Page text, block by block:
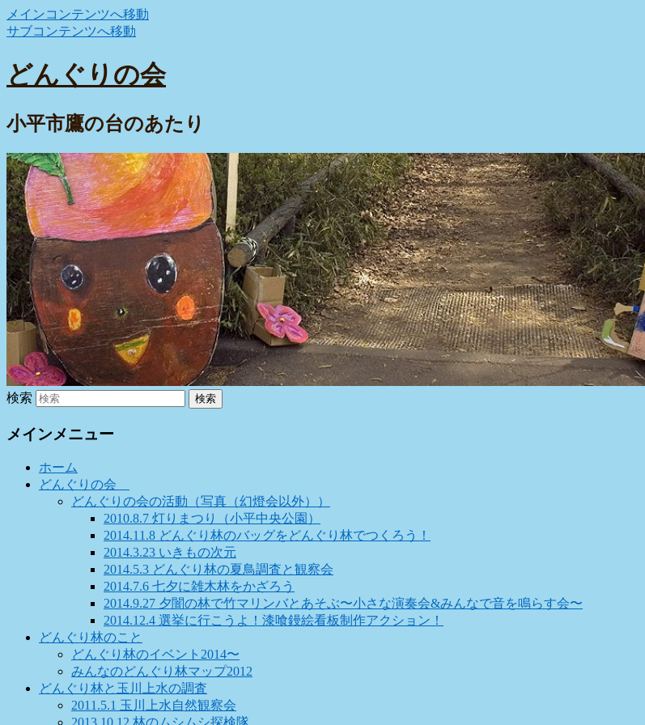
メインコンテンツへ移動
サブコンテンツへ移動
どんぐりの会
小平市鷹の台のあたり
検索
メインメニュー
ホーム
どんぐりの会
どんぐりの会の活動（写真（幻燈会以外））
2010.8.7 灯りまつり（小平中央公園）
2014.11.8 どんぐり林のバッグをどんぐり林でつくろう！
2014.3.23 いきもの次元
2014.5.3 どんぐり林の夏鳥調査と観察会
2014.7.6 七夕に雑木林をかざろう
2014.9.27 夕闇の林で竹マリンバとあそぶ〜小さな演奏会&みんなで音を鳴らす会〜
2014.12.4 選挙に行こうよ！漆喰鏝絵看板制作アクション！
どんぐり林のこと
どんぐり林のイベント2014〜
みんなのどんぐり林マップ2012
どんぐり林と玉川上水の調査
2011.5.1 玉川上水自然観察会